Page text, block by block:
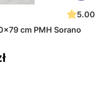
5.00
cm PMH Sorano